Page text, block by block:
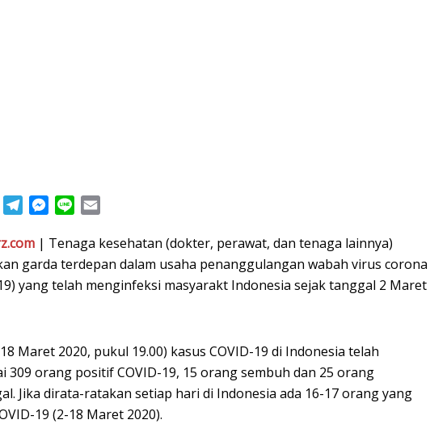
WhatsApp
TelegramMessenger
Line
| Tenaga kesehatan (dokter, perawat, dan tenaga lainnya)
garda terdepan dalam usaha penanggulangan wabah virus corona
yang telah menginfeksi masyarakt Indonesia sejak tanggal 2 Maret
Maret 2020, pukul 19.00) kasus COVID-19 di Indonesia telah
309 orang positif COVID-19, 15 orang sembuh dan 25 orang
Jika dirata-ratakan setiap hari di Indonesia ada 16-17 orang yang
19 (2-18 Maret 2020).